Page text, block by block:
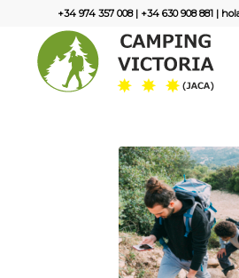
+34 974 357 008| +34 630 908 881|